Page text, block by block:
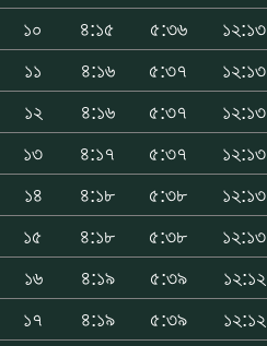
১০
৪:১৫ ৫:৩৬ ১২:১৩
১১
৪:১৬ ৫:৩৭ ১২:১৩
১২
৪:১৬ ৫:৩৭ ১২:১৩
১৩
৪:১৭ ৫:৩৭ ১২:১৩
১৪
৪:১৮ ৫:৩৮ ১২:১৩
১৫
৪:১৮ ৫:৩৮ ১২:১৩
১৬
৪:১৯ ৫:৩৯ ১২:১২
১৭
৪:১৯ ৫:৩৯ ১২:১২